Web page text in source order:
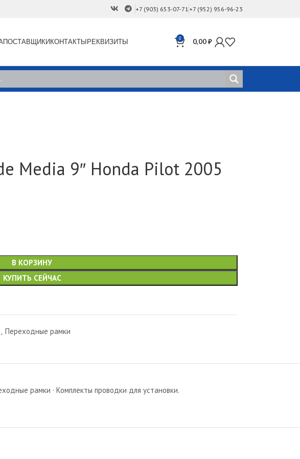
+7 (903) 653-07-71 +7 (952) 956-96-23
ПОСТАВЩИКИКОНТАКТЫРЕКВИЗИТЫ 0 0,00₽
Media 9″ Honda Pilot 2005
В КОРЗИНУ
КУПИТЬ СЕЙЧАС
, Переходные рамки
рамки · Комплекты проводки для установки.